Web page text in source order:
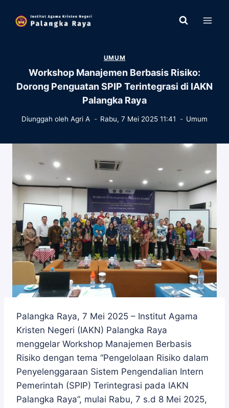
UMUM
Workshop Manajemen Berbasis Risiko:
Dorong Penguatan SPIP Terintegrasi di IAKN
Palangka Raya
Diunggah oleh Agri A Rabu, 7 Mei 2025 11:41 Umum
Palangka Raya, 7 Mei 2025 – Institut Agama
Kristen Negeri (IAKN) Palangka Raya
menggelar Workshop Manajemen Berbasis
Risiko dengan tema “Pengelolaan Risiko dalam
Penyelenggaraan Sistem Pengendalian Intern
Pemerintah (SPIP) Terintegrasi pada IAKN
Palangka Raya”, mulai Rabu, 7 s.d 8 Mei 2025,